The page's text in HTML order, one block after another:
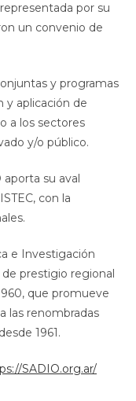
por su
un convenio de
y programas
y aplicación de
a los sectores
y/o público.
su aval
con la
e Investigación
prestigio regional
que promueve
las renombradas
1961.
SADIO.org.ar/